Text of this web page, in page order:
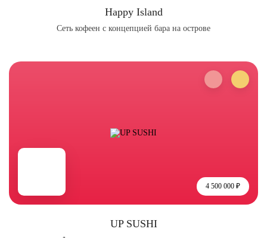
Happy Island
Сеть кофеен с концепцией бара на острове
4 500 000 ₽
UP SUSHI